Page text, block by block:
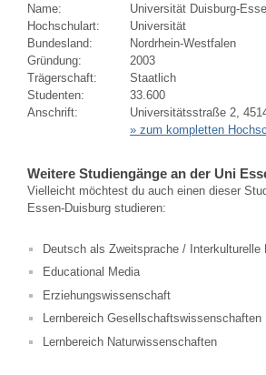
Name:
Universität Duisburg-
Hochschulart:
Universität
Bundesland:
Nordrhein-Westfalen
Gründung:
2003
Trägerschaft:
Staatlich
Studenten:
33.600
Anschrift:
Universitätsstraße 2,
» zum kompletten
Weitere Studiengänge an der Uni
Vielleicht möchtest du auch einen dieser
Essen-Duisburg studieren:
Deutsch als Zweitsprache / Interkulturelle
Educational Media
Erziehungswissenschaft
Lernbereich Gesellschaftswissenschaften
Lernbereich Naturwissenschaften